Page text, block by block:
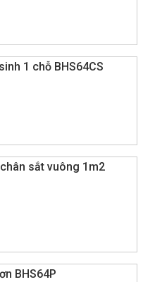
1 chỗ BHS64CS
sắt vuông 1m2
BHS64P